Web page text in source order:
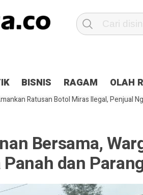
BISNIS RAGAM OLAH
2×24 jam di Kota Jayapura
Pesan
Terbakar
Hibah Pilkada Jayapura
Ratusan Botol Miras Ilegal, Penjual
Bersama,
dan